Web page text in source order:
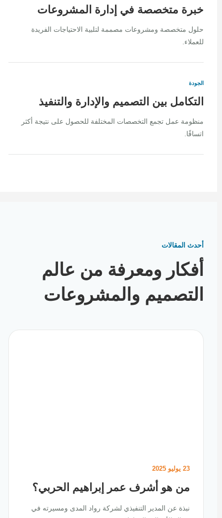
خبرة متخصصة في إدارة المشروعات
حلول متخصصة ومشروعات مصممة لتلبية الاحتياجات الفريدة
للعملاء.
الجودة
التكامل بين التصميم والإدارة والتنفيذ
منظومة عمل تجمع التخصصات المختلفة للحصول على نتيجة أكثر
اتساقًا.
أحدث المقالات
أفكار ومعرفة من عالم
التصميم والمشروعات
23 يوليو 2025
من هو أشرف عمر إبراهيم الحربي؟
نبذة عن المدير التنفيذي لشركة رواد المدى ومسيرته في